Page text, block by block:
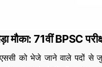
मौका: 71वीं BPSC
बीपीएससी को भेजे जाने वाले